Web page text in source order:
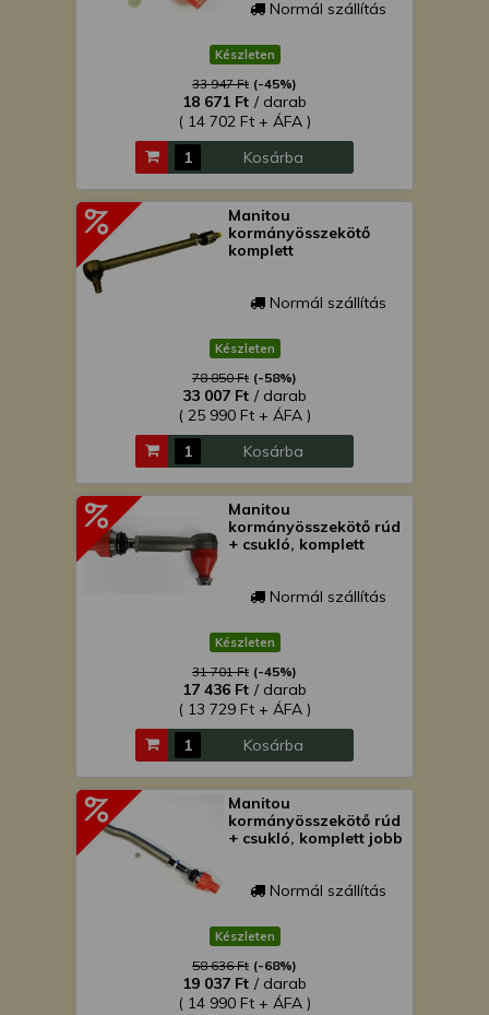
Normál szállítás
Készleten
33 947 Ft (-45%)
18 671 Ft / darab
( 14 702 Ft + ÁFA )
Kosárba
Manitou
kormányösszekötő
komplett
Normál szállítás
Készleten
78 850 Ft (-58%)
33 007 Ft / darab
( 25 990 Ft + ÁFA )
Kosárba
Manitou
kormányösszekötő rúd
+ csukló, komplett
Normál szállítás
Készleten
31 701 Ft (-45%)
17 436 Ft / darab
( 13 729 Ft + ÁFA )
Kosárba
Manitou
kormányösszekötő rúd
+ csukló, komplett jobb
Normál szállítás
Készleten
58 636 Ft (-68%)
19 037 Ft / darab
( 14 990 Ft + ÁFA )